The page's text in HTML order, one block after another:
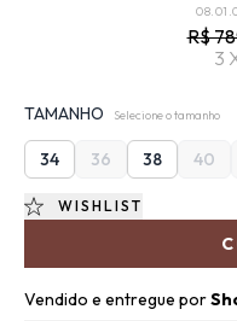
R$
3
TAMANHO Selecione o tamanho
34 36 38 40
WISHLIST
Vendido e entregue por